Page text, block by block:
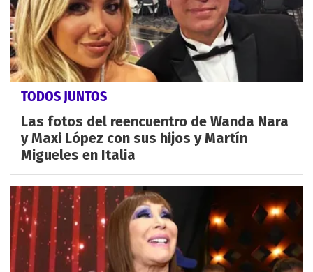
TODOS JUNTOS
Las fotos del reencuentro de Wanda Nara
y Maxi López con sus hijos y Martín
Migueles en Italia